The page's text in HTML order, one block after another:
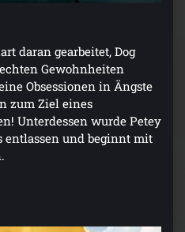
daran gearbeitet, Dog
Gewohnheiten
Obsessionen in Ängste
zum Ziel eines
Unterdessen wurde Petey
entlassen und beginnt mit